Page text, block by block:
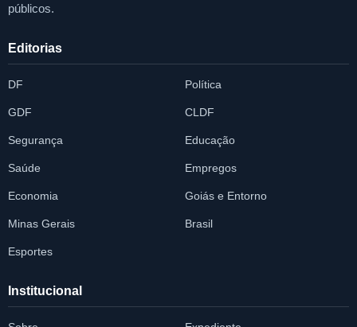
públicos.
Editorias
DF Política
GDF CLDF
Segurança Educação
Saúde Empregos
Economia Goiás e Entorno
Minas Gerais Brasil
Esportes
Institucional